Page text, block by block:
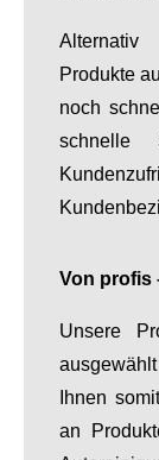
Produkte
noch
schnelle
Von profis
Unsere
Ihnen
an